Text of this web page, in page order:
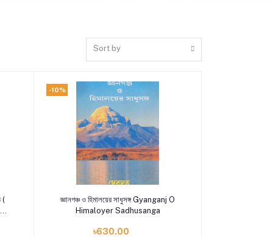
Sort by
(
-10%
Add to cart
জ্ঞানগঞ্চ ও ‍হিমালয়ের সাধুসঙ্গ Gyanganj O
Himaloyer Sadhusanga
৳630.00